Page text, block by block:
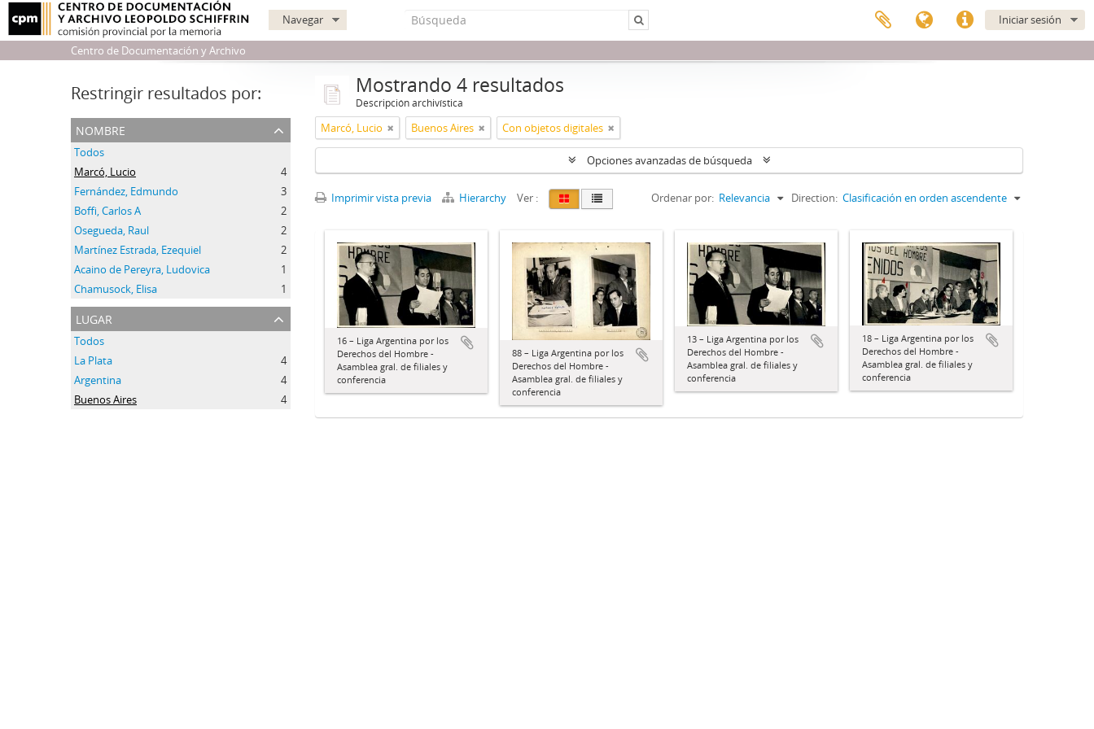
Iniciar sesión
Navegar
Centro de Documentación y Archivo
Restringir resultados por:
nombre
Todos
Marcó, Lucio
4
Fernández, Edmundo
3
Boffi, Carlos A
2
Osegueda, Raul
2
Martínez Estrada, Ezequiel
2
Acaino de Pereyra, Ludovica
1
Chamusock, Elisa
1
lugar
Todos
La Plata
4
Argentina
4
Buenos Aires
4
Mostrando 4 resultados
Descripción archivística
Marcó, Lucio Buenos Aires Con objetos digitales
Opciones avanzadas de búsqueda
Imprimir vista previa Hierarchy Ver : Ordenar por: Relevancia Direction: Clasificación en orden ascendente
16 – Liga Argentina por los
Derechos del Hombre -
Asamblea gral. de filiales y
conferencia
88 – Liga Argentina por los
Derechos del Hombre -
Asamblea gral. de filiales y
conferencia
13 – Liga Argentina por los
Derechos del Hombre -
Asamblea gral. de filiales y
conferencia
18 – Liga Argentina por los
Derechos del Hombre -
Asamblea gral. de filiales y
conferencia